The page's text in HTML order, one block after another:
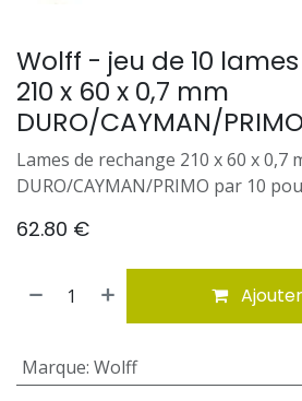
Wolff - jeu de 10
210 x 60 x 0,7 mm
DURO/CAYMAN/
Lames de rechange 210 x 60 x 0,7
DURO/CAYMAN/PRIMO par 10
62.80 €
Marque: Wolff